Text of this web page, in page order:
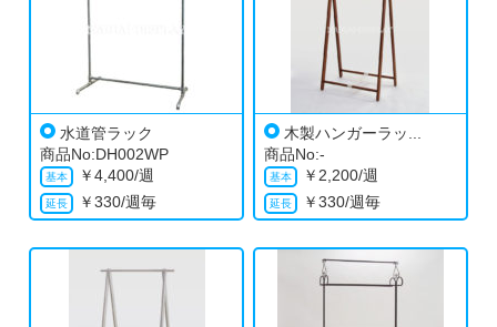
水道管ラック
商品No:DH002WP
￥4,400/週
￥330/週毎
木製ハンガーラッ...
商品No:-
￥ 2,200/週
￥ 330/週毎